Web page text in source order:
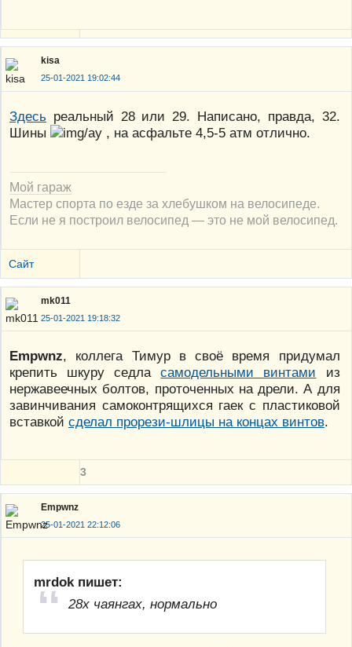
kisa
25-01-2021 19:02:44
Здесь реальный 28 или 29. Написано, правда, 32.
Шины
, на асфальте 4,5-5 атм отлично.
Мой гараж
Мастер спорта по езде за хлебушком на велосипеде.
Если не я построил велосипед — это не мой велосипед.
Сайт
mk011
25-01-2021 19:18:32
Empwnz, коллега Тимур в своё время придумал
крепить шкуру седласамодельными винтами из
нержавеечных болтов, проточенных на дрели. А для
завинчивания самоконтрящихся гаек с пластиковой
вставкой сделал прорези-шлицы на концах винтов.
3
Empwnz
25-01-2021 22:12:06
mrdok пишет:
28х чаянгах, нормально